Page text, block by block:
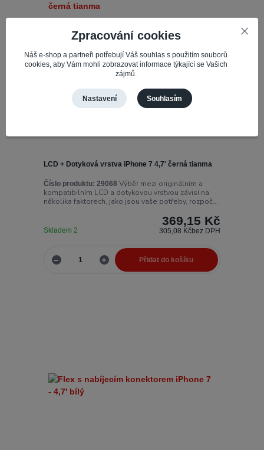
LCD + Dotyková vrstva iPhone 7 4,7' černá tianma
Číslo produktu: 29068 Výběr mezi originálním a
kompatibilním LCD a dotykovou vrstvou závisí na
několika faktorech, jako jsou vaše potřeby, rozpoč...
369,15 Kč
305,08 Kčbez DPH
Skladem 2
Přidat do košíku
Zpracování cookies
Náš e-shop a partneři potřebují Váš souhlas s použitím souborů
cookies, aby Vám mohli zobrazovat informace týkající se Vašich
zájmů.
Nastavení Souhlasím